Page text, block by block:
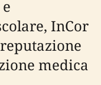
InCor
medica